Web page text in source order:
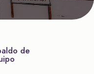
de